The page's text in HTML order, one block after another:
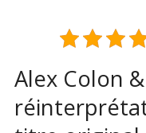
Alex Colon